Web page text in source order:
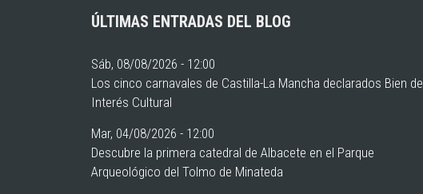
ÚLTIMAS ENTRADAS DEL BLOG
Sáb, 08/08/2026 - 12:00
Los cinco carnavales de Castilla-La Mancha declarados Bien de
Interés Cultural
Mar, 04/08/2026 - 12:00
Descubre la primera catedral de Albacete en el Parque
Arqueológico del Tolmo de Minateda